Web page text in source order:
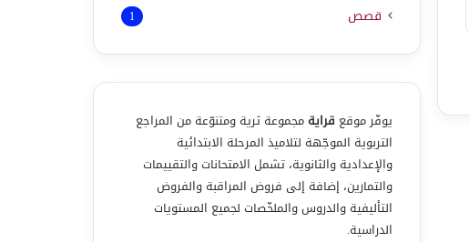
قصص 1
يوفّر موقع قرايةمجموعة ثرية ومتنوّعة من المراجع
التربوية الموجّهة لتلاميذ المرحلة الابتدائية
والإعدادية والثانوية، تشمل الامتحانات والتقييمات
والتمارين، إضافة إلى فروض المراقبة والفروض
التأليفية والدروس والملخّصات لجميع المستويات
الدراسية.